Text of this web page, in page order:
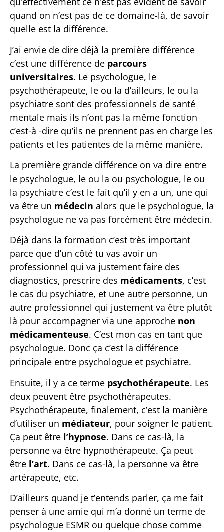
quand on n’est pas de ce domaine-là, de savoir
quelle est la différence.
J’ai envie de dire déjà la première différence
c’est une différence de parcours
universitaires. Le psychologue, le
psychothérapeute, le ou la d’ailleurs, le ou la
psychiatre sont des professionnels de santé
mentale mais ils n’ont pas la même fonction
c’est-à -dire qu’ils ne prennent pas en charge les
patients et les patientes de la même manière.
La première grande différence on va dire entre
le psychologue, le ou la ou psychologue, le ou
la psychiatre c’est le fait qu’il y en a un, une qui
va être un médecin alors que le psychologue, la
psychologue ne va pas forcément être médecin.
Déjà dans la formation c’est très important
parce que d’un côté tu vas avoir un
professionnel qui va justement faire des
diagnostics, prescrire des médicaments, c’est
le cas du psychiatre, et une autre personne, un
autre professionnel qui justement va être plutôt
là pour accompagner via une approche non
médicamenteuse. C’est mon cas en tant que
psychologue. Donc ça c’est la différence
principale entre psychologue et psychiatre.
Ensuite, il y a ce terme psychothérapeute. Les
deux peuvent être psychothérapeutes.
Psychothérapeute, finalement, c’est la manière
d’utiliser un médiateur, pour soigner le patient.
Ça peut être l’hypnose. Dans ce cas-là, la
personne va être hypnothérapeute. Ça peut
être l’art. Dans ce cas-là, la personne va être
artérapeute, etc.
D’ailleurs quand je t’entends parler, ça me fait
penser à une amie qui m’a donné un terme de
psychologue ESMR ou quelque chose comme